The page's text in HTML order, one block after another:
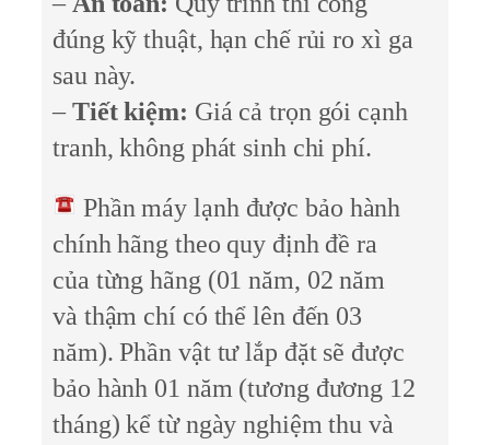
đúng kỹ thuật, hạn chế rủi ro xì ga
sau này.
– Tiết kiệm: Giá cả trọn gói cạnh
tranh, không phát sinh chi phí.
Phần máy lạnh được bảo hành
chính hãng theo quy định đề ra
của từng hãng (01 năm, 02 năm
và thậm chí có thể lên đến 03
năm). Phần vật tư lắp đặt sẽ được
bảo hành 01 năm (tương đương 12
tháng) kể từ ngày nghiệm thu và